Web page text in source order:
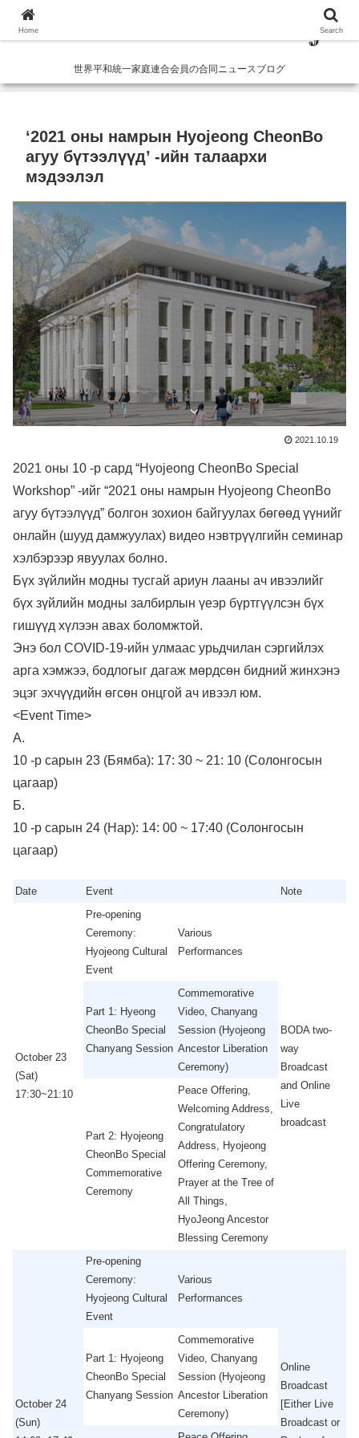
世界平和統一家庭連合会員の合同ニュースブログ
‘2021 оны намрын Hyojeong CheonBo
агуу бүтээлүүд’ -ийн талаархи
мэдээлэл
2021.10.19
2021 оны 10 -р сард “Hyojeong CheonBo Special
Workshop” -ийг “2021 оны намрын Hyojeong CheonBo
агуу бүтээлүүд” болгон зохион байгуулах бөгөөд үүнийг
онлайн (шууд дамжуулах) видео нэвтрүүлгийн семинар
хэлбэрээр явуулах болно.
Бүх зүйлийн модны тусгай ариун лааны ач ивээлийг
бүх зүйлийн модны залбирлын үеэр бүртгүүлсэн бүх
гишүүд хүлээн авах боломжтой.
Энэ бол COVID-19-ийн улмаас урьдчилан сэргийлэх
арга хэмжээ, бодлогыг дагаж мөрдсөн бидний жинхэнэ
эцэг эхчүүдийн өгсөн онцгой ач ивээл юм.
<Event Time>
А.
10 -р сарын 23 (Бямба): 17: 30 ~ 21: 10 (Солонгосын
цагаар)
Б.
10 -р сарын 24 (Нар): 14: 00 ~ 17:40 (Солонгосын
цагаар)
Date Event Note
October 23
(Sat)
17:30~21:10
Pre-opening
Ceremony:
Hyojeong Cultural
Event
Various
Performances
BODA two-
way
Broadcast
and Online
Live
broadcast
Part 1: Hyeong
CheonBo Special
Chanyang Session
Commemorative
Video, Chanyang
Session (Hyojeong
Ancestor Liberation
Ceremony)
Part 2: Hyojeong
CheonBo Special
Commemorative
Ceremony
Peace Offering,
Welcoming Address,
Congratulatory
Address, Hyojeong
Offering Ceremony,
Prayer at the Tree of
All Things,
HyoJeong Ancestor
Blessing Ceremony
October 24
(Sun)
Pre-opening
Ceremony:
Hyojeong Cultural
Event
Various
Performances
Online
Broadcast
[Either Live
Broadcast or
Part 1: Hyojeong
CheonBo Special
Chanyang Session
Commemorative
Video, Chanyang
Session (Hyojeong
Ancestor Liberation
Ceremony)
Home Search